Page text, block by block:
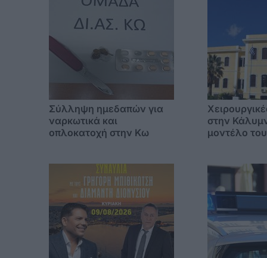
Σύλληψη ημεδαπών για
ναρκωτικά και
οπλοκατοχή στην Κω
στην
μοντέλο